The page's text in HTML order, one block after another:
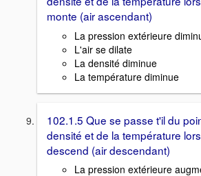
monte (air ascendant)
La pression extérieure
L'air se dilate
La densité diminue
La température diminue
102.1.5 Que se passe t'il du
densité et de la température
descend (air descendant)
La pression extérieure